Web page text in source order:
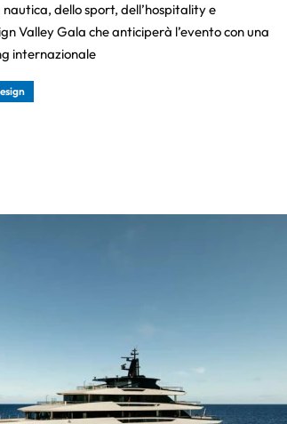
dello sport, dell’hospitality e
Valley Gala che anticiperà l’evento con una
internazionale